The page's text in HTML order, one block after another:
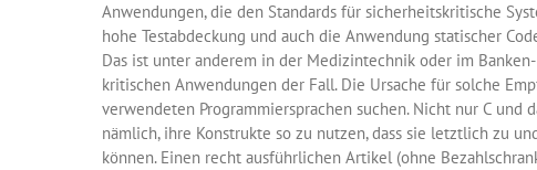
Anwendungen, die den Standards für sicherheitskritische
hohe Testabdeckung und auch die Anwendung statischer
Das ist unter anderem in der Medizintechnik oder im
kritischen Anwendungen der Fall. Die Ursache für solche
verwendeten Programmiersprachen suchen. Nicht nur C und
nämlich, ihre Konstrukte so zu nutzen, dass sie letztlich zu
können. Einen recht ausführlichen Artikel (ohne